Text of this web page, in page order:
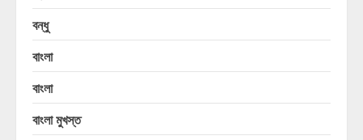
বন্ধু
বাংলা
বাংলা
বাংলা মুখস্ত